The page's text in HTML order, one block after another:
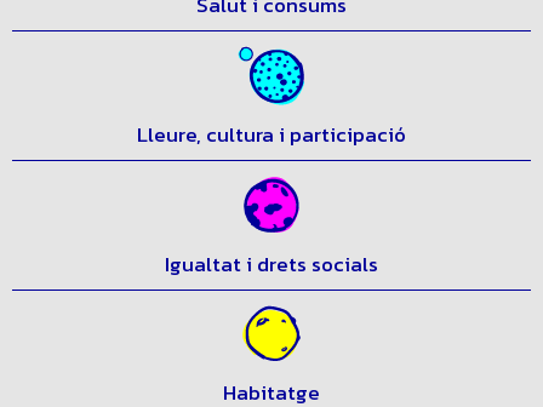
Salut i consums
Lleure, cultura i participació
Igualtat i drets socials